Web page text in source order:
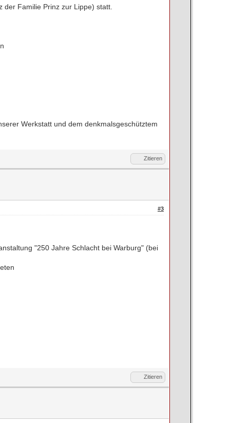
der Familie Prinz zur Lippe) statt.
Werkstatt und dem denkmalsgeschütztem
Zitieren
#3
"250 Jahre Schlacht bei Warburg" (bei
Zitieren